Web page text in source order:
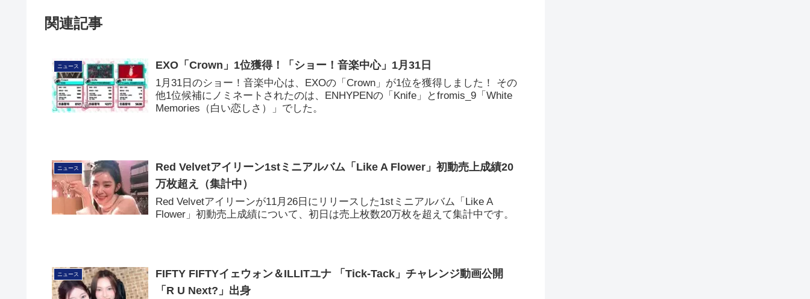
関連記事
ニュース EXO「Crown」1位獲得！「ショー！音楽中心」1月31日
1月31日のショー！音楽中心は、EXOの「Crown」が1位を獲得しました！ その
他1位候補にノミネートされたのは、ENHYPENの「Knife」とfromis_9「White
Memories（白い恋しさ）」でした。
ニュース
Red Velvetアイリーン1stミニアルバム「Like A Flower」初動売上成績20
万枚超え（集計中）
Red Velvetアイリーンが11月26日にリリースした1stミニアルバム「Like A
Flower」初動売上成績について、初日は売上枚数20万枚を超えて集計中です。
ニュース
FIFTY FIFTYイェウォン＆ILLITユナ 「Tick-Tack」チャレンジ動画公開
「R U Next?」出身